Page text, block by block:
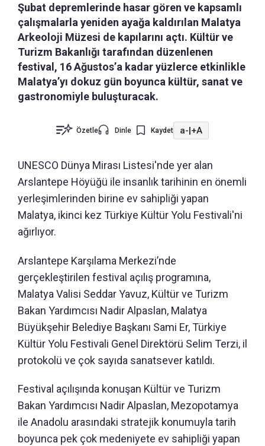
Şubat depremlerinde hasar gören ve kapsamlı
çalışmalarla yeniden ayağa kaldırılan Malatya
Arkeoloji Müzesi de kapılarını açtı. Kültür ve
Turizm Bakanlığı tarafından düzenlenen
festival, 16 Ağustos’a kadar yüzlerce etkinlikle
Malatya’yı dokuz gün boyunca kültür, sanat ve
gastronomiyle buluşturacak.
Özetle Dinle Kaydet a-|+A
UNESCO Dünya Mirası Listesi'nde yer alan
Arslantepe Höyüğü ile insanlık tarihinin en önemli
yerleşimlerinden birine ev sahipliği yapan
Malatya, ikinci kez Türkiye Kültür Yolu Festivali'ni
ağırlıyor.
Arslantepe Karşılama Merkezi’nde
gerçekleştirilen festival açılış programına,
Malatya Valisi Seddar Yavuz, Kültür ve Turizm
Bakan Yardımcısı Nadir Alpaslan, Malatya
Büyükşehir Belediye Başkanı Sami Er, Türkiye
Kültür Yolu Festivali Genel Direktörü Selim Terzi, il
protokolü ve çok sayıda sanatsever katıldı.
Festival açılışında konuşan Kültür ve Turizm
Bakan Yardımcısı Nadir Alpaslan, Mezopotamya
ile Anadolu arasındaki stratejik konumuyla tarih
boyunca pek çok medeniyete ev sahipliği yapan